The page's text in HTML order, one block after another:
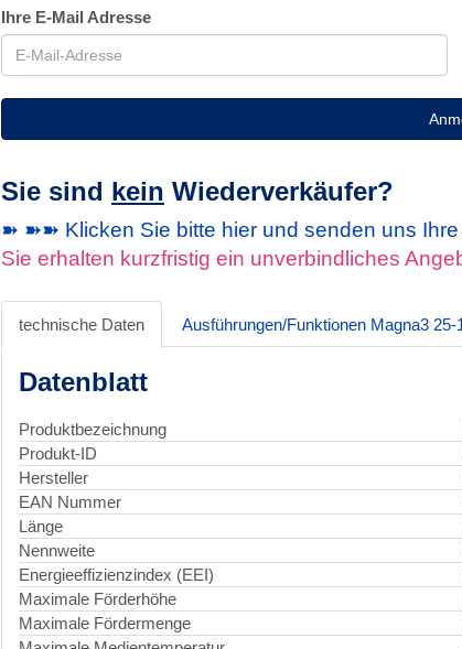
Ihre E-Mail Adresse
Sie sind kein Wiederverkäufer?
➽ ➽➽ Klicken Sie bitte hier und senden uns Ihre
Sie erhalten kurzfristig ein unverbindliches
technische Daten Ausführungen/Funktionen Magna3 25-
Datenblatt
Produktbezeichnung
Produkt-ID
Hersteller
EAN Nummer
Länge
Nennweite
Energieeffizienzindex (EEI)
Maximale Förderhöhe
Maximale Fördermenge